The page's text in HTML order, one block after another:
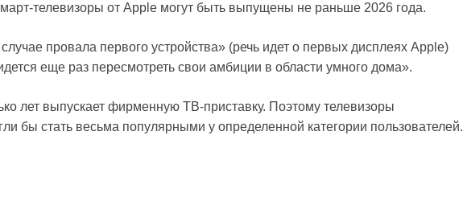
телевизоры от Apple могут быть выпущены не раньше 2026 года.
провала первого устройства» (речь идет о первых дисплеях Apple)
еще раз пересмотреть свои амбиции в области умного дома».
лет выпускает фирменную ТВ-приставку. Поэтому телевизоры
бы стать весьма популярными у определенной категории пользователей.